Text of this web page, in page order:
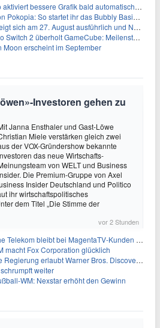
bessere Grafik bald automatisch, aber das Update ist kleiner als gedacht
Pokopia: So startet ihr das Bubbly Basin-DLC
am 27. August ausführlich und Netflix bekommt sechs Stunden Vorsprung
2 überholt GameCube: Meilenstein schon nach kurzer Zeit erreicht
Moon erscheint im September
Investoren gehen zu
Janna Ensthaler und Gast-Löwe
Miele verstärken gleich zwei
der VOX-Gründershow bekannte
das neue Wirtschafts-
von WELT und Business
Die Premium-Gruppe von Axel
Insider Deutschland und Politico
ihr wirtschaftspolitisches
dem Titel „Die Stimme der
vor 2 Stunden
Telekom bleibt bei MagentaTV-Kunden vage
macht Fox Corporation glücklich
erlaubt Warner Bros. Discovery-Übernahme
weiter
WM: Nexstar erhöht den Gewinn